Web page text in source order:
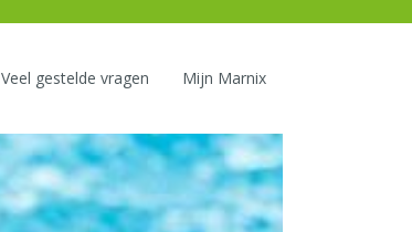
Veel gestelde vragen Mijn Marnix